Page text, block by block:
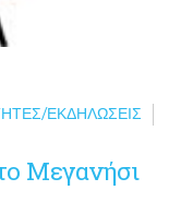
ΕΚΔΗΛΏΣΕΙΣ
Μεγανήσι